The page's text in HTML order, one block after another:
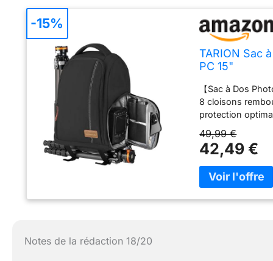
TARION Sac
PC 15"
【Sac à Dos
8 cloisons
protection
contenir 1
range vos
extensible
Compact】
en fait un
cabine de la
49,99 €
42,49 €
-15%
Notes de la rédaction 18/20